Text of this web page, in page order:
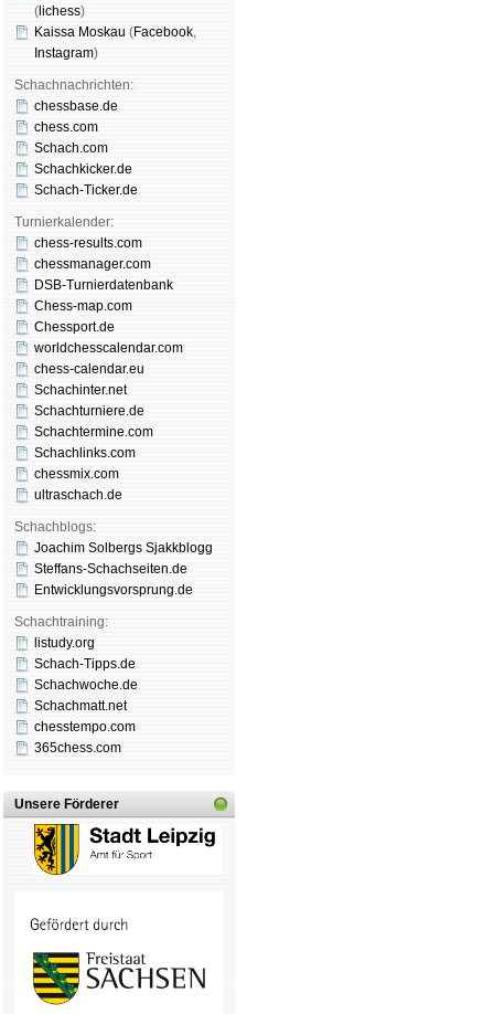
( lichess)
Kaissa Moskau (Face­book,
Insta­gram)
Schachnachrichten:
chessbase.de
chess.com
Schach.com
Schachkicker.de
Schach-Ticker.de
Turnierkalender:
chess-results.com
chessmanager.com
DSB-Turnierdatenbank
Chess-map.com
Chessport.de
worldchesscalendar.com
chess-calendar.eu
Schachinter.net
Schachturniere.de
Schachtermine.com
Schachlinks.com
chessmix.com
ultraschach.de
Schachblogs:
Joachim Solbergs Sjakkblogg
Steffans-Schachseiten.de
Entwicklungsvorsprung.de
Schachtraining:
listudy.org
Schach-Tipps.de
Schachwoche.de
Schachmatt.net
chesstempo.com
365chess.com
Unsere Förderer